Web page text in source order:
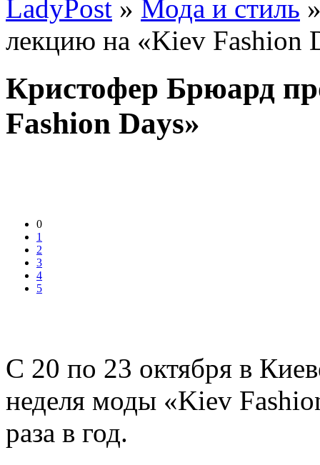
LadyPost » Мода и стиль
лекцию на «Kiev Fashion
Кристофер Брюард
Fashion Days»
0
1
2
3
4
5
С 20 по 23 октября в
неделя моды «Kiev
раза в год.